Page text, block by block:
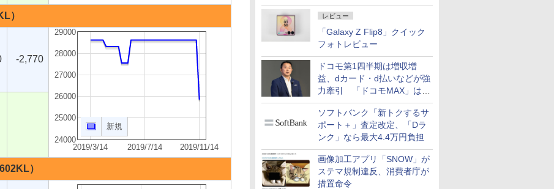
屋のメニュー並みの薄さ」
レビュー
「Galaxy Z Flip8」クイック
フォトレビュー
ドコモ第1四半期は増収増
益、dカード・d払いなどが強
力牽引 「ドコモMAX」は
400万契約突破
ソフトバンク「新トクするサ
ポート＋」査定改定、「Dラ
ンク」なら最大4.4万円負担
画像加工アプリ「SNOW」が
ステマ規制違反、消費者庁が
措置命令
）
-2,770
2019/3/14 2019/7/14 2019/11/14
24000
25000
26000
27000
28000
29000
新規
）